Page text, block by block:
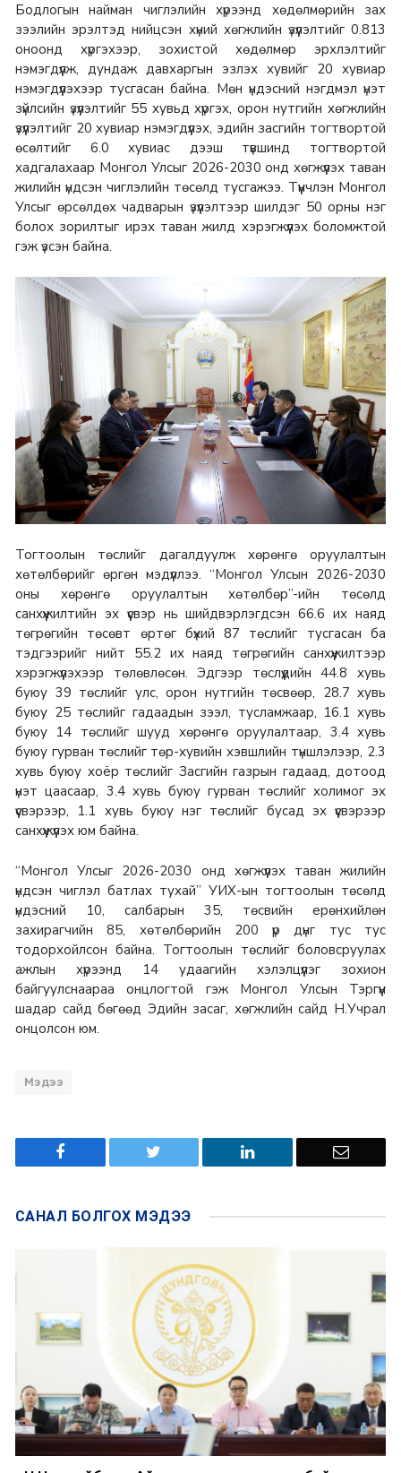
Бодлогын найман чиглэлийн хүрээнд хөдөлмөрийн зах
зээлийн эрэлтэд нийцсэн хүний хөгжлийн үзүүлэлтийг 0.813
оноонд хүргэхээр, зохистой хөдөлмөр эрхлэлтийг
нэмэгдүүлж, дундаж давхаргын эзлэх хувийг 20 хувиар
нэмэгдүүлэхээр тусгасан байна. Мөн үндэсний нэгдмэл үнэт
зүйлсийн үзүүлэлтийг 55 хувьд хүргэх, орон нутгийн хөгжлийн
үзүүлэлтийг 20 хувиар нэмэгдүүлэх, эдийн засгийн тогтвортой
өсөлтийг 6.0 хувиас дээш түвшинд тогтвортой
хадгалахаар Монгол Улсыг 2026-2030 онд хөгжүүлэх таван
жилийн үндсэн чиглэлийн төсөлд тусгажээ. Түүнчлэн Монгол
Улсыг өрсөлдөх чадварын үзүүлэлтээр шилдэг 50 орны нэг
болох зорилтыг ирэх таван жилд хэрэгжүүлэх боломжтой
гэж үзсэн байна.
Тогтоолын төслийг дагалдуулж хөрөнгө оруулалтын
хөтөлбөрийг өргөн мэдүүллээ. “Монгол Улсын 2026-2030
оны хөрөнгө оруулалтын хөтөлбөр”-ийн төсөлд
санхүүжилтийн эх үүсвэр нь шийдвэрлэгдсэн 66.6 их наяд
төгрөгийн төсөвт өртөг бүхий 87 төслийг тусгасан ба
тэдгээрийг нийт 55.2 их наяд төгрөгийн санхүүжилтээр
хэрэгжүүлэхээр төлөвлөсөн. Эдгээр төслүүдийн 44.8 хувь
буюу 39 төслийг улс, орон нутгийн төсвөөр, 28.7 хувь
буюу 25 төслийг гадаадын зээл, тусламжаар, 16.1 хувь
буюу 14 төслийг шууд хөрөнгө оруулалтаар, 3.4 хувь
буюу гурван төслийг төр-хувийн хэвшлийн түншлэлээр, 2.3
хувь буюу хоёр төслийг Засгийн газрын гадаад, дотоод
үнэт цаасаар, 3.4 хувь буюу гурван төслийг холимог эх
үүсвэрээр, 1.1 хувь буюу нэг төслийг бусад эх үүсвэрээр
санхүүжүүлэх юм байна.
“Монгол Улсыг 2026-2030 онд хөгжүүлэх таван жилийн
үндсэн чиглэл батлах тухай” УИХ-ын тогтоолын төсөлд
үндэсний 10, салбарын 35, төсвийн ерөнхийлөн
захирагчийн 85, хөтөлбөрийн 200 үр дүнг тус тус
тодорхойлсон байна. Тогтоолын төслийг боловсруулах
ажлын хүрээнд 14 удаагийн хэлэлцүүлэг зохион
байгуулснаараа онцлогтой гэж Монгол Улсын Тэргүүн
шадар сайд бөгөөд Эдийн засаг, хөгжлийн сайд Н.Учрал
онцолсон юм.
Мэдээ
САНАЛ БОЛГОХ МЭДЭЭ